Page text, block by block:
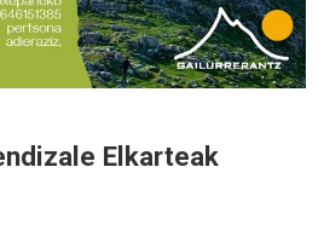
Elkarteak